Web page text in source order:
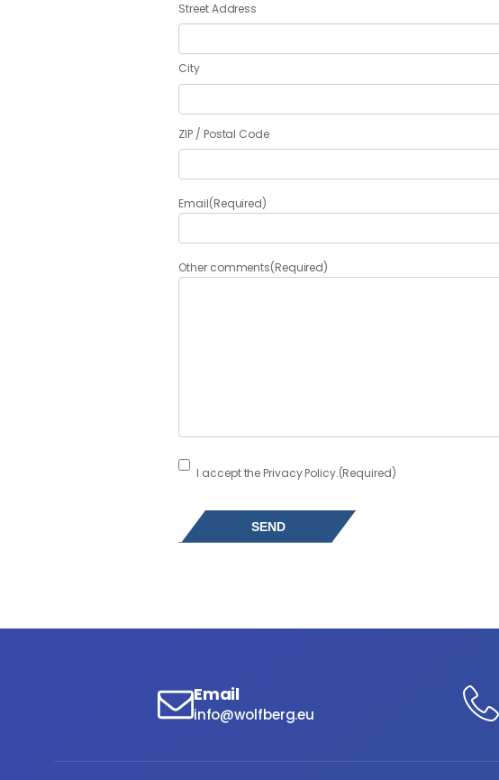
Street Address
City
ZIP / Postal Code
Email(Required)
Other comments(Required)
Consent (Required)
I accept the Privacy Policy.(Required)
Email
info@wolfberg.eu